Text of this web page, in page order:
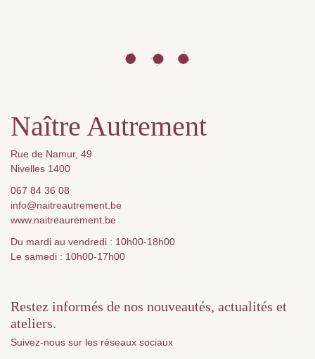
Naître Autrement
Rue de Namur, 49
Nivelles 1400
067 84 36 08
info@naitreautrement.be
www.naitreaurement.be
Du mardi au vendredi : 10h00-18h00
Le samedi : 10h00-17h00
Restez informés de nos nouveautés, actualités et
ateliers.
Suivez-nous sur les réseaux sociaux